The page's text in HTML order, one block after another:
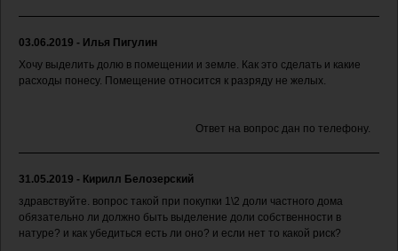
03.06.2019 - Илья Пигулин
Хочу выделить долю в помещении и земле. Как это сделать и какие
расходы понесу. Помещение относится к разряду не желых.
Ответ на вопрос дан по телефону.
31.05.2019 - Кирилл Белозерский
здравствуйте. вопрос такой при покупки 1\2 доли частного дома
обязательно ли должно быть выделение доли собственности в
натуре? и как убедиться есть ли оно? и если нет то какой риск?